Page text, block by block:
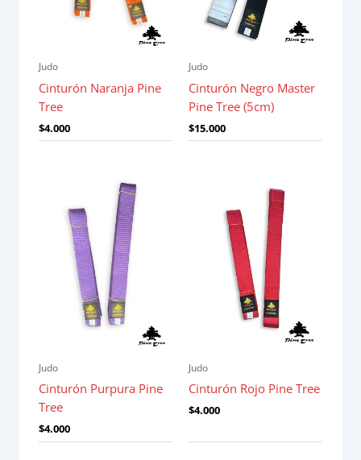
Judo
Cinturón Naranja Pine
Tree
$4.000
Judo
Cinturón Negro Master
Pine Tree (5cm)
$15.000
Judo
Cinturón Purpura Pine
Tree
$4.000
Judo
Cinturón Rojo Pine Tree
$4.000